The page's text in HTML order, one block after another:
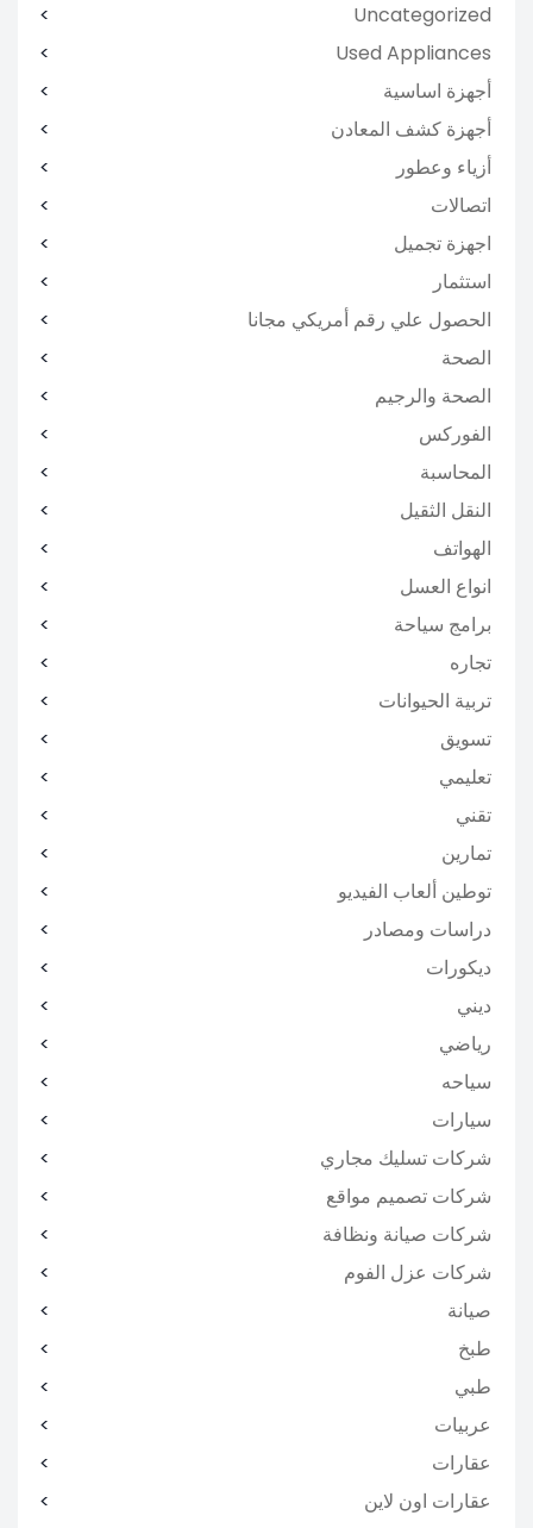
Uncategorized
Used Appliances
أجهزة اساسية
أجهزة كشف المعادن
أزياء وعطور
اتصالات
اجهزة تجميل
استثمار
الحصول علي رقم أمريكي مجانا
الصحة
الصحة والرجيم
الفوركس
المحاسبة
النقل الثقيل
الهواتف
انواع العسل
برامج سياحة
تجاره
تربية الحيوانات
تسويق
تعليمي
تقني
تمارين
توطين ألعاب الفيديو
دراسات ومصادر
ديكورات
ديني
رياضي
سياحه
سيارات
شركات تسليك مجاري
شركات تصميم مواقع
شركات صيانة ونظافة
شركات عزل الفوم
صيانة
طبخ
طبي
عربيات
عقارات
عقارات اون لاين